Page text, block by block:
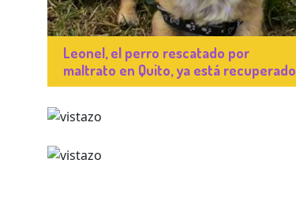
Leonel, el perro rescatado por
maltrato en Quito, ya está recuperado